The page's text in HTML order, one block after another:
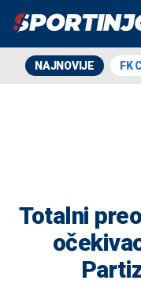
NAJNOVIJE FK
Totalni